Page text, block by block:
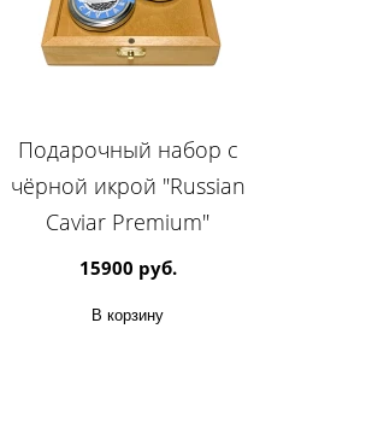
Подарочный набор с
чёрной икрой "Russian
Caviar Premium"
15900 руб.
В корзину